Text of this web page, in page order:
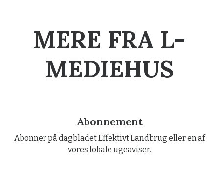
MERE FRA L-
MEDIEHUS
Abonnement
Abonner på dagbladet Effektivt Landbrug eller en af
vores lokale ugeaviser.